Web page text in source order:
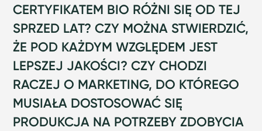
CERTYFIKATEM BIO RÓŻNI SIĘ OD TEJ
SPRZED LAT? CZY MOŻNA STWIERDZIĆ,
ŻE POD KAŻDYM WZGLĘDEM JEST
LEPSZEJ JAKOŚCI? CZY CHODZI
RACZEJ O MARKETING, DO KTÓREGO
MUSIAŁA DOSTOSOWAĆ SIĘ
PRODUKCJA NA POTRZEBY ZDOBYCIA